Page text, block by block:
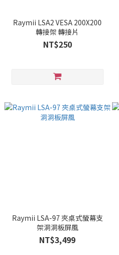
Raymii LSA2 VESA 200X200
轉接架 轉接片
NT$250
Raymii LSA-97 夾桌式螢幕支
架洞洞板屏風
NT$3,499